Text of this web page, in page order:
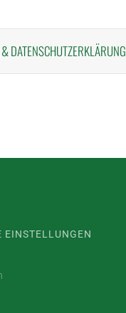
&DATENSCHUTZERKLÄRUNG
EINSTELLUNGEN